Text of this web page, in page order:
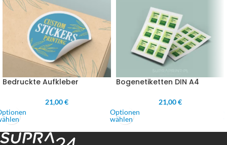
Bedruckte Aufkleber
21,00 €
Bogenetiketten DIN A4
21,00 €
Optionen
wählen